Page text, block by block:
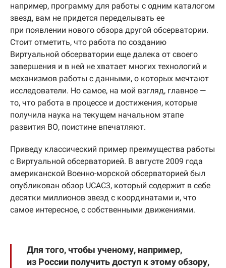
например, программу для работы с одним каталогом
звезд, вам не придется переделывать ее
при появлении нового обзора другой обсерватории.
Стоит отметить, что работа по созданию
Виртуальной обсерватории еще далека от своего
завершения и в ней не хватает многих технологий и
механизмов работы с данными, о которых мечтают
исследователи. Но самое, на мой взгляд, главное —
то, что работа в процессе и достижения, которые
получила наука на текущем начальном этапе
развития ВО, поистине впечатляют.
Приведу классический пример преимущества работы
с Виртуальной обсерваторией. В августе 2009 года
американской Военно-морской обсерваторией был
опубликован обзор UCAC3, который содержит в себе
десятки миллионов звезд с координатами и, что
самое интересное, с собственными движениями.
Для того, чтобы ученому, например,
из России получить доступ к этому обзору,